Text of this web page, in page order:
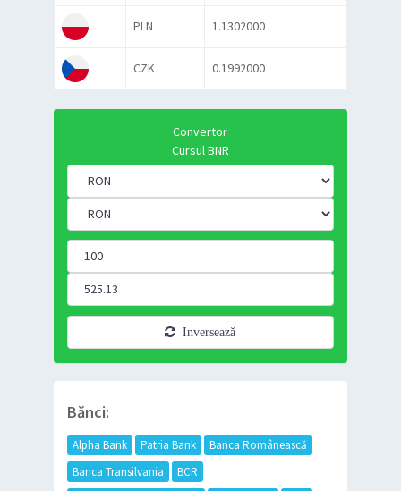
PLN 1.1302000
CZK 0.1992000
Convertor
Cursul BNR
Inversează
Bănci:
Alpha Bank Patria Bank
Banca Românească
Banca Transilvania
BCR